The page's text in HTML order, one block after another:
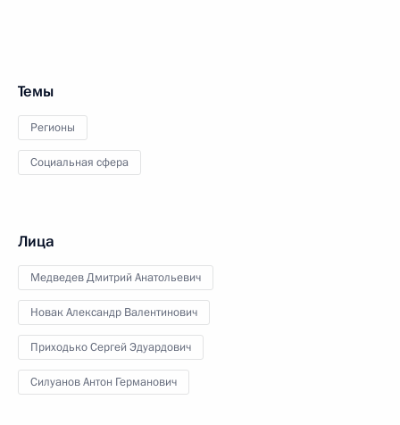
Темы
Регионы
Социальная сфера
Лица
Медведев Дмитрий Анатольевич
Новак Александр Валентинович
Приходько Сергей Эдуардович
Силуанов Антон Германович